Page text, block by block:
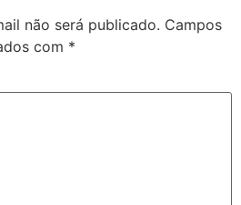
não será publicado. Campos
com *